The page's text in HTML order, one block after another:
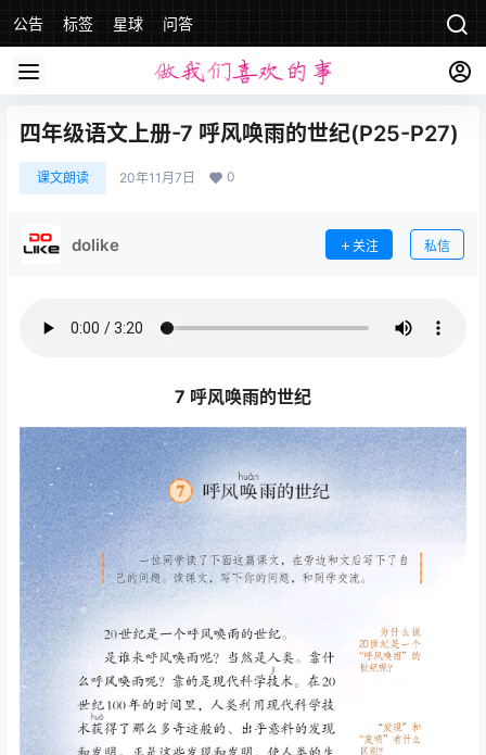
公告 标签 星球 问答
四年级语文上册-7 呼风唤雨的世纪(P25-P27)
课文朗读 20年11月7日 0
dolike 关注 私信
7 呼风唤雨的世纪